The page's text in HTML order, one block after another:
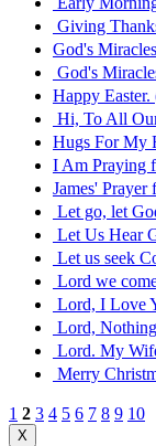
Giving
God's
God's
Happy
Hi, To All
Hugs For My
I Am Praying
James'
Let go, let
Let Us Hear
Let us seek
Lord we
Lord, I Love
Lord,
Lord. My
Merry
1 2 3 4 5 6 7 8 9 10
X